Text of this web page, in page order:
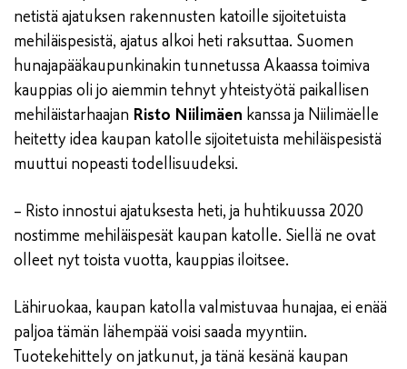
netistä ajatuksen rakennusten katoille sijoitetuista
mehiläispesistä, ajatus alkoi heti raksuttaa. Suomen
hunajapääkaupunkinakin tunnetussa Akaassa toimiva
kauppias oli jo aiemmin tehnyt yhteistyötä paikallisen
mehiläistarhaajan Risto Niilimäen kanssa ja Niilimäelle
heitetty idea kaupan katolle sijoitetuista mehiläispesistä
muuttui nopeasti todellisuudeksi.
– Risto innostui ajatuksesta heti, ja huhtikuussa 2020
nostimme mehiläispesät kaupan katolle. Siellä ne ovat
olleet nyt toista vuotta, kauppias iloitsee.
Lähiruokaa, kaupan katolla valmistuvaa hunajaa, ei enää
paljoa tämän lähempää voisi saada myyntiin.
Tuotekehittely on jatkunut, ja tänä kesänä kaupan